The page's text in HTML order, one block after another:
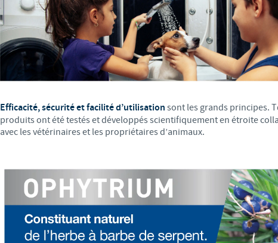
Les contraintes réglementaires et
conséquence, les informations
pertinente à l'usage dans votre pays.
Efficacité, sécurité et facilité d’utilisation sont les grands principes.
produits ont été testés et développés scientifiquement en étroite
avec les vétérinaires et les propriétaires d’animaux.